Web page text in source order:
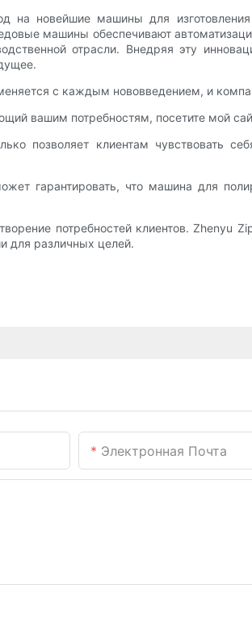
на новейшие машины для
машины обеспечивают
отрасли. Внедряя эту
с каждым нововведением, и
вашим потребностям, посетите мой
позволяет клиентам чувствовать
гарантировать, что машина для
потребностей клиентов. Zhenyu
для различных целей.
Электронная Почта